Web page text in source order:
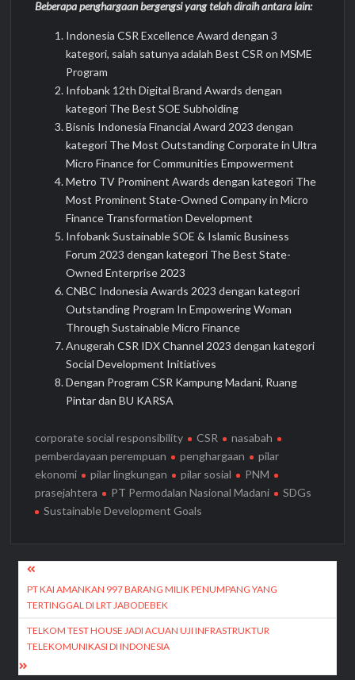
Beberapa penghargaan bergengsi yang telah diraih antara lain:
Indonesia CSR Excellence Award dengan 3
kategori, salah satunya adalah Best CSR on MSME
Program
Infobank 12th Digital Brand Awards dengan
kategori The Best SOE Subholding
Bisnis Indonesia Financial Award 2023 dengan
kategori The Most Outstanding Corporate in Ultra
Micro Finance for Communities Empowerment
Metro TV Prominent Awards dengan kategori The
Most Prominent State-Owned Company in Micro
Finance Transformation Development
Infobank Sustainable SOE & Islamic Business
Forum 2023 dengan kategori The Best State-
Owned Enterprise 2023
CNBC Indonesia Awards 2023 dengan kategori
Outstanding Program In Empowering Woman
Through Sustainable Micro Finance
Anugerah CSR IDX Channel 2023 dengan kategori
Social Development Initiatives
Dengan Program CSR Kampung Madani, Ruang
Pintar dan BU KARSA
corporate social responsibility CSR
nasabah
pemberdayaan perempuan
penghargaan
pilar
ekonomi
pilar lingkungan pilar sosial
PNM
prasejahtera
PT Permodalan Nasional Madani
SDGs
Sustainable Development Goals
Navigasi
pos
PT KAI AMANKAN 997 BARANG MILIK PENUMPANG YANG
TERTINGGAL DI LRT JABODEBEK
TELKOM TEST HOUSE JADI ACUAN UJI INFRASTRUKTUR
TELEKOMUNIKASI DI INDONESIA